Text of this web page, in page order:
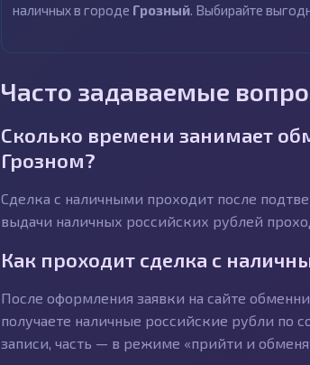
наличных в городе Грозный. Выбирайте
Часто задаваемые
Сколько времени занимает
Грозном?
Сделка с наличными проходит после
выдачи наличных российских рублей
Как проходит сделка с
После оформления заявки на сайте
получаете наличные российские рубли по
записи, часть — в режиме «прийти и